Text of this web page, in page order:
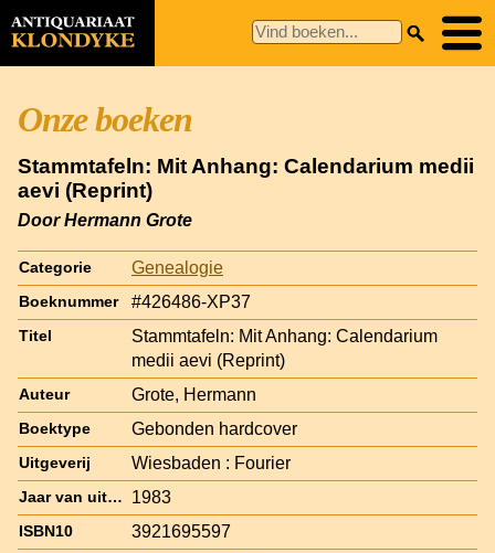
Onze boeken
Stammtafeln: Mit Anhang: Calendarium medii
aevi (Reprint)
Door Hermann Grote
Categorie Genealogie
Boeknummer #426486-XP37
Titel
Stammtafeln: Mit Anhang: Calendarium
medii aevi (Reprint)
Auteur Grote, Hermann
Boektype Gebonden hardcover
Uitgeverij Wiesbaden : Fourier
Jaar van uitgave 1983
ISBN10 3921695597